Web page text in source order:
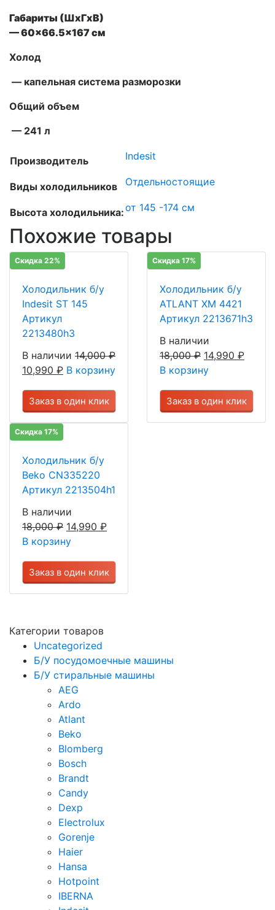
Габариты (ШxГxВ)
— 60×66.5×167 см
Холод
— капельная система разморозки
Общий объем
— 241 л
Производитель Indesit
Виды холодильников Отдельностоящие
Высота холодильника:от 145 -174 см
Похожие товары
Скидка 22%
Холодильник б/у
Indesit ST 145
Артикул
2213480h3
В наличии 14,000₽
10,990 ₽ В корзину
Заказ в один клик
Скидка 17%
Холодильник б/у
ATLANT ХМ 4421
Артикул 2213671h3
В наличии
18,000₽ 14,990 ₽
В корзину
Заказ в один клик
Скидка 17%
Холодильник б/у
Beko CN335220
Артикул 2213504h1
В наличии
18,000₽ 14,990 ₽
В корзину
Заказ в один клик
Категории товаров
Uncategorized
Б/У посудомоечные машины
Б/У стиральные машины
AEG
Ardo
Atlant
Beko
Blomberg
Bosch
Brandt
Candy
Dexp
Electrolux
Gorenje
Haier
Hansa
Hotpoint
IBERNA